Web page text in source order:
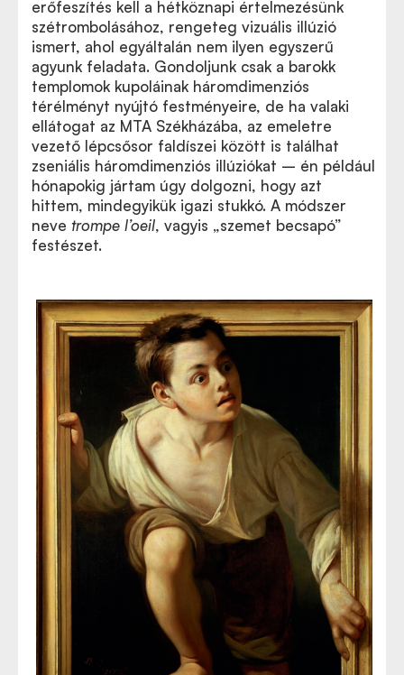
erőfeszítés kell a hétköznapi értelmezésünk
szétrombolásához, rengeteg vizuális illúzió
ismert, ahol egyáltalán nem ilyen egyszerű
agyunk feladata. Gondoljunk csak a barokk
templomok kupoláinak háromdimenziós
térélményt nyújtó festményeire, de ha valaki
ellátogat az MTA Székházába, az emeletre
vezető lépcsősor faldíszei között is találhat
zseniális háromdimenziós illúziókat – én például
hónapokig jártam úgy dolgozni, hogy azt
hittem, mindegyikük igazi stukkó. A módszer
neve trompe l’oeil, vagyis „szemet becsapó”
festészet.